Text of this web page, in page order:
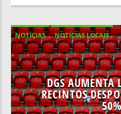
NOTICIAS
NOTÍCIAS LOCAIS
NOTÍCIAS NACIONAIS
DGS AUMENTA
RECINTOS